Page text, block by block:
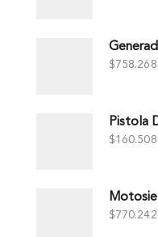
$ 758.268
$160.508
$770.242